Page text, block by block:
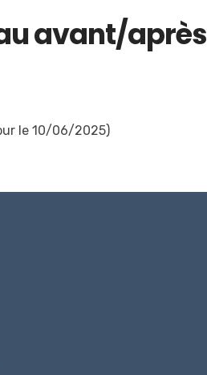
avant/après
le 10/06/2025)